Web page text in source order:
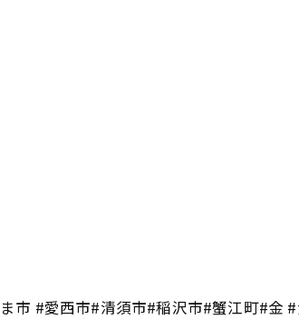
市 #愛西市#清須市#稲沢市#蟹江町#金